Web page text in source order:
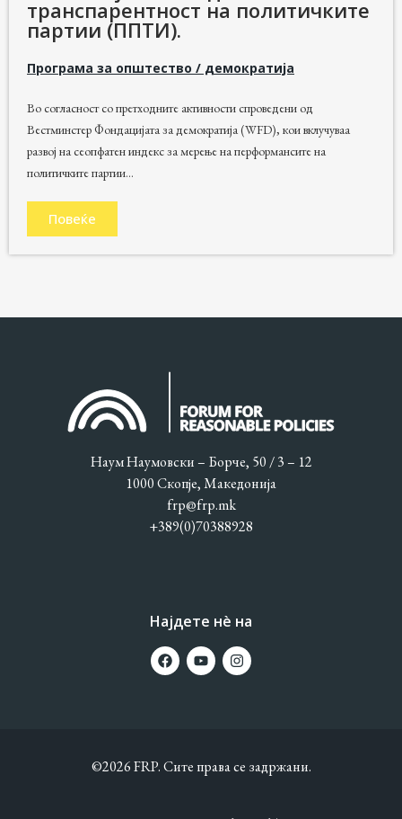
транспарентност на политичките
партии (ППТИ).
Програма за општество / демократија
Во согласност со претходните активности спроведени од
Вестминстер Фондацијата за демократија (WFD), кои вклучуваа
развој на сеопфатен индекс за мерење на перформансите на
политичките партии...
Повеќе
Наум Наумовски – Борче, 50 / 3 – 12
1000 Скопје, Македонија
frp@frp.mk
+389(0)70388928
Најдете нè на
©2026 FRP. Сите права се задржани.